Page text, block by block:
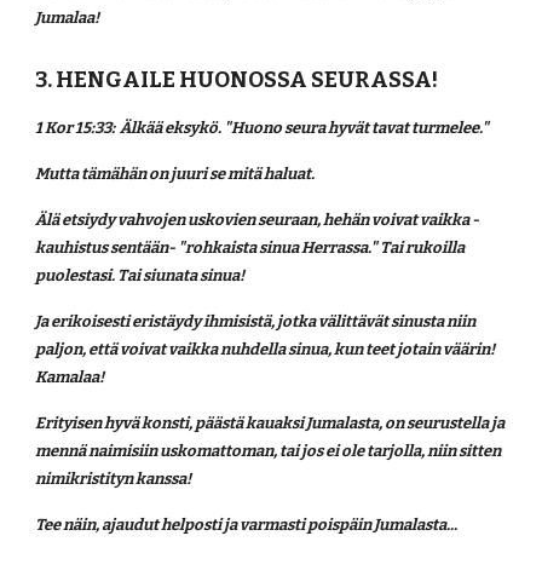
Jumalaa!
3. HENGAILE HUONOSSA SEURASSA!
1 Kor 15:33:  Älkää eksykö. "Huono seura hyvät tavat turmelee."
Mutta tämähän on juuri se mitä haluat.
Älä etsiydy vahvojen uskovien seuraan, hehän voivat vaikka -
kauhistus sentään- "rohkaista sinua Herrassa." Tai rukoilla
puolestasi. Tai siunata sinua!
Ja erikoisesti eristäydy ihmisistä, jotka välittävät sinusta niin
paljon, että voivat vaikka nuhdella sinua, kun teet jotain väärin!
Kamalaa!
Erityisen hyvä konsti, päästä kauaksi Jumalasta, on seurustella ja
mennä naimisiin uskomattoman, tai jos ei ole tarjolla, niin sitten
nimikristityn kanssa!
Tee näin, ajaudut helposti ja varmasti poispäin Jumalasta...